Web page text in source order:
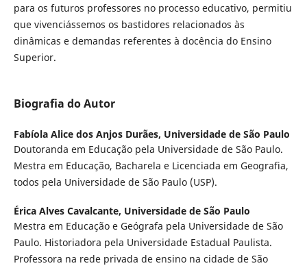
para os futuros professores no processo educativo, permitiu
que vivenciássemos os bastidores relacionados às
dinâmicas e demandas referentes à docência do Ensino
Superior.
Biografia do Autor
Fabíola Alice dos Anjos Durães, Universidade de São Paulo
Doutoranda em Educação pela Universidade de São Paulo.
Mestra em Educação, Bacharela e Licenciada em Geografia,
todos pela Universidade de São Paulo (USP).
Érica Alves Cavalcante, Universidade de São Paulo
Mestra em Educação e Geógrafa pela Universidade de São
Paulo. Historiadora pela Universidade Estadual Paulista.
Professora na rede privada de ensino na cidade de São